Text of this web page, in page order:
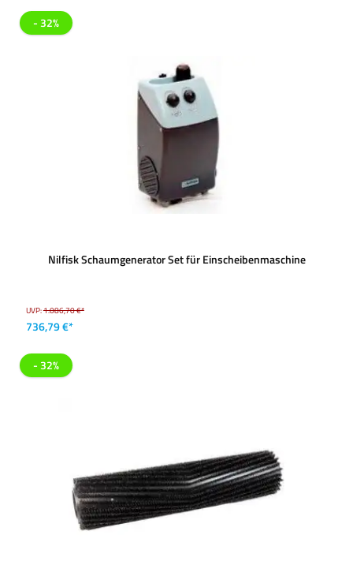
- 32%
Nilfisk Schaumgenerator Set für Einscheibenmaschine
UVP:1.086,70 €*
736,79 €*
- 32%